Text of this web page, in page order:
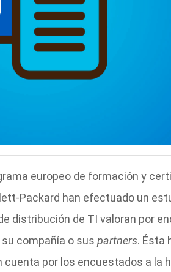
europeo de formación y
Packard han efectuado un
distribución de TI valoran por
compañía o sus partners. Ésta
por los encuestados a la